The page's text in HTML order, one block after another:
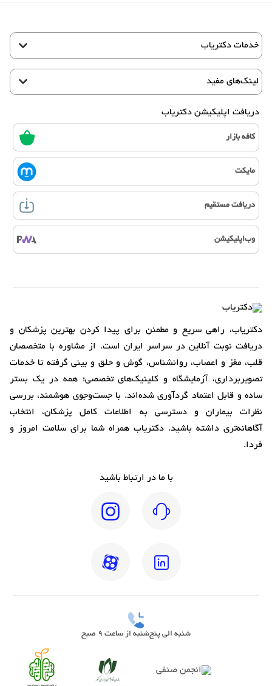
خدمات دکتریاب
لینک‌های مفید
دریافت اپلیکیشن دکتریاب
کافه بازار
مایکت
دریافت مستقیم
وب‌اپلیکیشن
دکتریاب، راهی سریع و مطمئن برای پیدا کردن بهترین پزشکان و
دریافت نوبت آنلاین در سراسر ایران است. از مشاوره با متخصصان
قلب، مغز و اعصاب، روانشناس، گوش و حلق و بینی گرفته تا خدمات
تصویربرداری، آزمایشگاه و کلینیک‌های تخصصی؛ همه در یک بستر
ساده و قابل اعتماد گردآوری شده‌اند. با جست‌وجوی هوشمند، بررسی
نظرات بیماران و دسترسی به اطلاعات کامل پزشکان، انتخاب
آگاهانه‌تری داشته باشید. دکتریاب همراه شما برای سلامت امروز و
فردا.
با ما در ارتباط باشید
شنبه الی پنج‌شنبه از ساعت 9 صبح